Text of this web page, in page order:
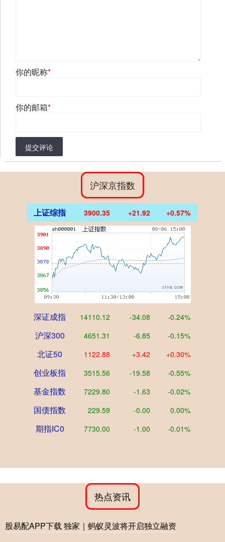
你的昵称*
你的邮箱*
提交评论
沪深京指数
上证综指 3900.35 +21.92 +0.57%
深证成指 14110.12 -34.08 -0.24%
沪深300 4651.31 -6.85 -0.15%
北证50 1122.88 +3.42 +0.30%
创业板指 3515.56 -19.58 -0.55%
基金指数 7229.80 -1.63 -0.02%
国债指数 229.59 -0.00 0.00%
期指IC0 7730.00 -1.00 -0.01%
热点资讯
股易配APP下载 独家｜蚂蚁灵波将开启独立融资